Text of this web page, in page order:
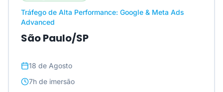
Tráfego de Alta Performance: Google & Meta Ads
Advanced
São Paulo/SP
18 de Agosto
7h de imersão